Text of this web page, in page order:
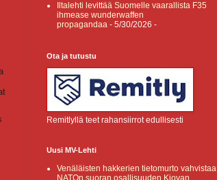
Iltalehti levittää Suomelle vaarallista F35
ihmease wunderwaffen
propagandaa - 5/30/2026 -
Ota ja tutustu
Remitlyllä teet rahansiirrot edullisesti
Uusi MV-Lehti
Venäläisten hakkerien tietomurto vahvistaa
NATOn suoran osallisuuden Kiovan